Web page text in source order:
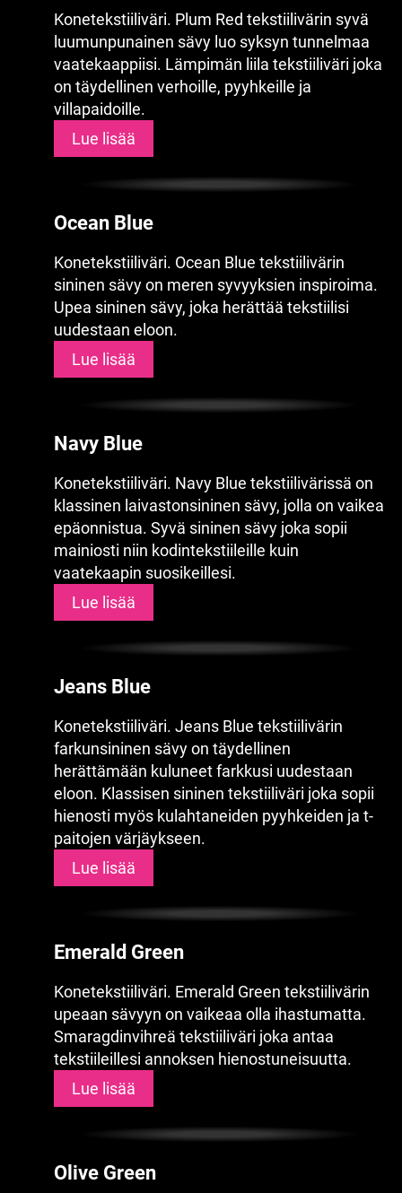
Konetekstiiliväri. Plum Red tekstiilivärin syvä
luumunpunainen sävy luo syksyn tunnelmaa
vaatekaappiisi. Lämpimän liila tekstiiliväri joka
on täydellinen verhoille, pyyhkeille ja
villapaidoille.
Lue lisää
Ocean Blue
Konetekstiiliväri. Ocean Blue tekstiilivärin
sininen sävy on meren syvyyksien inspiroima.
Upea sininen sävy, joka herättää tekstiilisi
uudestaan eloon.
Lue lisää
Navy Blue
Konetekstiiliväri. Navy Blue tekstiilivärissä on
klassinen laivastonsininen sävy, jolla on vaikea
epäonnistua. Syvä sininen sävy joka sopii
mainiosti niin kodintekstiileille kuin
vaatekaapin suosikeillesi.
Lue lisää
Jeans Blue
Konetekstiiliväri. Jeans Blue tekstiilivärin
farkunsininen sävy on täydellinen
herättämään kuluneet farkkusi uudestaan
eloon. Klassisen sininen tekstiiliväri joka sopii
hienosti myös kulahtaneiden pyyhkeiden ja t-
paitojen värjäykseen.
Lue lisää
Emerald Green
Konetekstiiliväri. Emerald Green tekstiilivärin
upeaan sävyyn on vaikeaa olla ihastumatta.
Smaragdinvihreä tekstiiliväri joka antaa
tekstiileillesi annoksen hienostuneisuutta.
Lue lisää
Olive Green